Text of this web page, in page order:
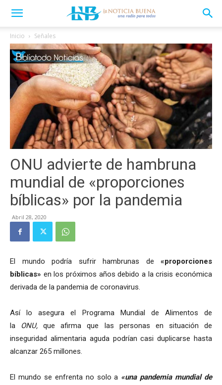
Inicio Señales
ONU advierte de hambruna
mundial de «proporciones
bíblicas» por la pandemia
Abril 28, 2020
El mundo podría sufrir hambrunas de «proporciones
bíblicas» en los próximos años debido a la crisis económica
derivada de la pandemia de coronavirus.
Así lo asegura el Programa Mundial de Alimentos de
la
ONU, que afirma que las personas en situación de
inseguridad alimentaria aguda podrían casi duplicarse hasta
alcanzar 265 millones.
El mundo se enfrenta no solo a «una pandemia mundial de